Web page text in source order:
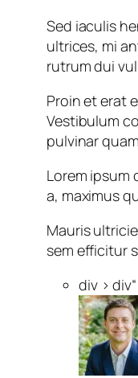
Sed iaculis
ultrices, mi
rutrum dui
Proin et erat
Vestibulum
pulvinar
Lorem
a, maximus
Mauris
sem efficitur
div >